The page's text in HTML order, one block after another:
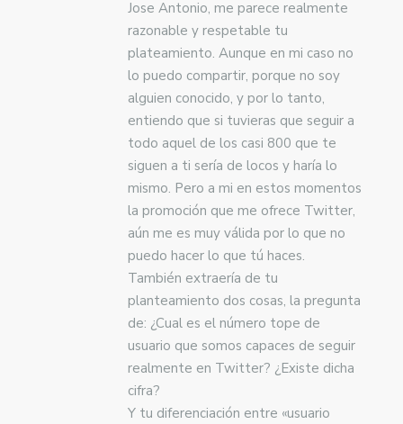
Jose Antonio, me parece realmente
razonable y respetable tu
plateamiento. Aunque en mi caso no
lo puedo compartir, porque no soy
alguien conocido, y por lo tanto,
entiendo que si tuvieras que seguir a
todo aquel de los casi 800 que te
siguen a ti sería de locos y haría lo
mismo. Pero a mi en estos momentos
la promoción que me ofrece Twitter,
aún me es muy válida por lo que no
puedo hacer lo que tú haces.
También extraería de tu
planteamiento dos cosas, la pregunta
de: ¿Cual es el número tope de
usuario que somos capaces de seguir
realmente en Twitter? ¿Existe dicha
cifra?
Y tu diferenciación entre «usuario